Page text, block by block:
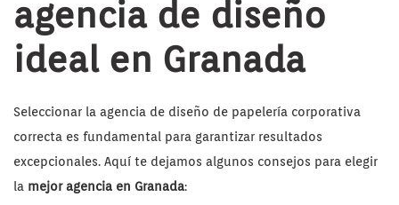
agencia de diseño
ideal en Granada
Seleccionar la agencia de diseño de papelería corporativa
correcta es fundamental para garantizar resultados
excepcionales. Aquí te dejamos algunos consejos para elegir
la mejor agencia en Granada: